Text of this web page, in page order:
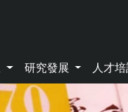
研究發展 人才